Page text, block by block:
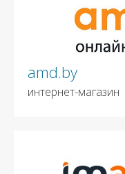
amd.by
интернет-магазин